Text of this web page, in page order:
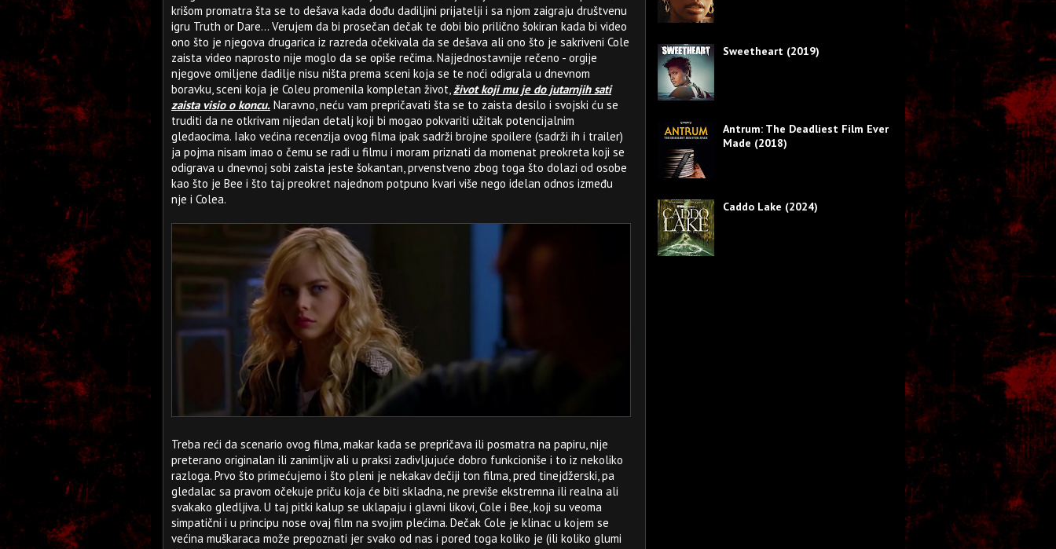
krišom promatra šta se to dešava kada dođu dadiljini prijatelji i sa njom zaigraju društvenu
igru Truth or Dare... Verujem da bi prosečan dečak te dobi bio prilično šokiran kada bi video
ono što je njegova drugarica iz razreda očekivala da se dešava ali ono što je sakriveni Cole
zaista video naprosto nije moglo da se opiše rečima. Najjednostavnije rečeno - orgije
njegove omiljene dadilje nisu ništa prema sceni koja se te noći odigrala u dnevnom
boravku, sceni koja je Coleu promenila kompletan život, život koji mu je do jutarnjih sati
zaista visio o koncu. Naravno, neću vam prepričavati šta se to zaista desilo i svojski ću se
truditi da ne otkrivam nijedan detalj koji bi mogao pokvariti užitak potencijalnim
gledaocima. Iako većina recenzija ovog filma ipak sadrži brojne spoilere (sadrži ih i trailer)
ja pojma nisam imao o čemu se radi u filmu i moram priznati da momenat preokreta koji se
odigrava u dnevnoj sobi zaista jeste šokantan, prvenstveno zbog toga što dolazi od osobe
kao što je Bee i što taj preokret najednom potpuno kvari više nego idelan odnos između
nje i Colea.
Treba reći da scenario ovog filma, makar kada se prepričava ili posmatra na papiru, nije
preterano originalan ili zanimljiv ali u praksi zadivljujuće dobro funkcioniše i to iz nekoliko
razloga. Prvo što primećujemo i što pleni je nekakav dečiji ton filma, pred tinejdžerski, pa
gledalac sa pravom očekuje priču koja će biti skladna, ne previše ekstremna ili realna ali
svakako gledljiva. U taj pitki kalup se uklapaju i glavni likovi, Cole i Bee, koji su veoma
simpatični i u principu nose ovaj film na svojim plećima. Dečak Cole je klinac u kojem se
većina muškaraca može prepoznati jer svako od nas i pored toga koliko je (ili koliko glumi
Sweetheart (2019)
Antrum: The Deadliest Film Ever
Made (2018)
Caddo Lake (2024)